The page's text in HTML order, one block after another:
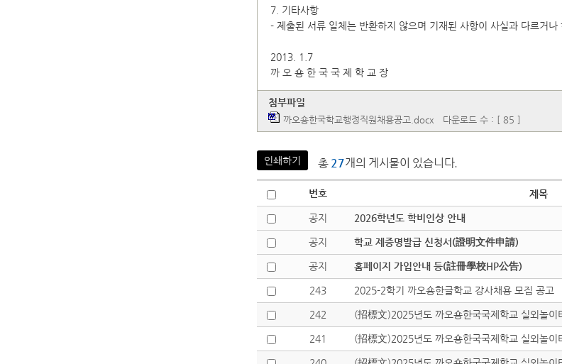
7. 기타사항
- 제출된 서류 일체는 반환하지 않으며 기재된 사항이 사실과 다르거
2013. 1.7
까 오 숑 한 국 국 제 학 교 장
첨부파일
까오숑한국학교행정직원채용공고.docx 다운로드 수 : [ 85 ]
인쇄하기 총 27개의 게시물이 있습니다.
번호 제목
공지 2026학년도 학비인상 안내
공지 학교 제증명발급 신청서(證明文件申請)
공지 홈페이지 가입안내 등(註冊學校HP公告)
243 2025-2학기 까오숑한글학교 강사채용 모집 공고
242
241